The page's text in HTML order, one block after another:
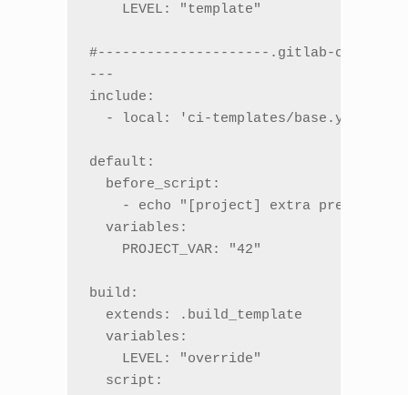
    LEVEL: "template"
#---------------------.gitlab-
---
include:
  - local: 'ci-templates/base.yml'
default:
  before_script:
    - echo "[project] extra prep"
  variables:
    PROJECT_VAR: "42"
build:
  extends: .build_template
  variables:
    LEVEL: "override"
  script: